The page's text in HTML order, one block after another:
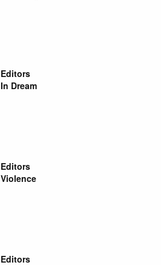
Editors
In Dream
Editors
Violence
Editors